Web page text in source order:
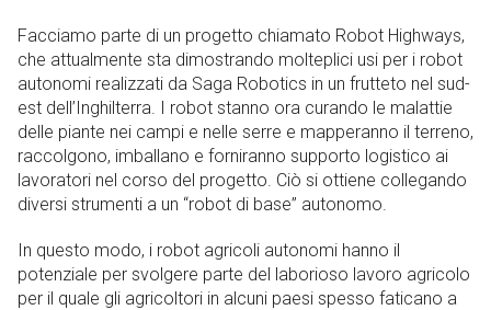
Facciamo parte di un progetto chiamato Robot Highways,
che attualmente sta dimostrando molteplici usi per i robot
autonomi realizzati da Saga Robotics in un frutteto nel sud-
est dell’Inghilterra. I robot stanno ora curando le malattie
delle piante nei campi e nelle serre e mapperanno il terreno,
raccolgono, imballano e forniranno supporto logistico ai
lavoratori nel corso del progetto. Ciò si ottiene collegando
diversi strumenti a un “robot di base” autonomo.
In questo modo, i robot agricoli autonomi hanno il
potenziale per svolgere parte del laborioso lavoro agricolo
per il quale gli agricoltori in alcuni paesi spesso faticano a